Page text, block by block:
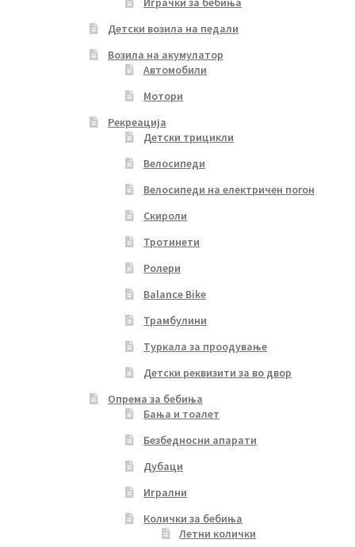
Детски возила на педали
Возила на акумулатор
Автомобили
Мотори
Рекреација
Детски трицикли
Велосипеди
Велосипеди на електричен погон
Скироли
Тротинети
Ролери
Balance Bike
Трамбулини
Туркала за проодување
Детски реквизити за во двор
Опрема за бебиња
Бања и тоалет
Безбедносни апарати
Дубаци
Игрални
Колички за бебиња
Летни колички